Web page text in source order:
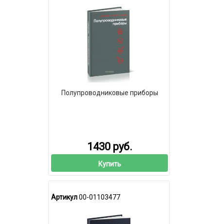
Полупроводниковые приборы
1430 руб.
Купить
Артикул00-01103477